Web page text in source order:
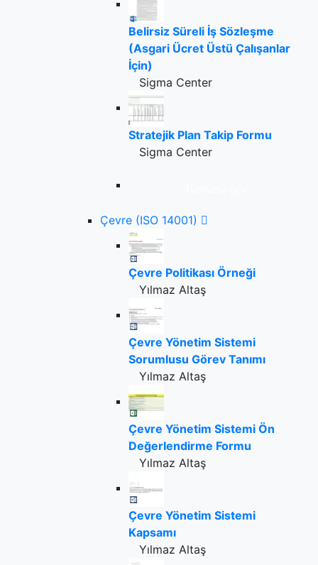
Belirsiz Süreli İş Sözleşme
(Asgari Ücret Üstü Çalışanlar
İçin)
Sigma Center
Stratejik Plan Takip Formu
Sigma Center
Çevre (ISO 14001)
Çevre Politikası Örneği
Yılmaz Altaş
Çevre Yönetim Sistemi
Sorumlusu Görev Tanımı
Yılmaz Altaş
Çevre Yönetim Sistemi Ön
Değerlendirme Formu
Yılmaz Altaş
Çevre Yönetim Sistemi
Kapsamı
Yılmaz Altaş